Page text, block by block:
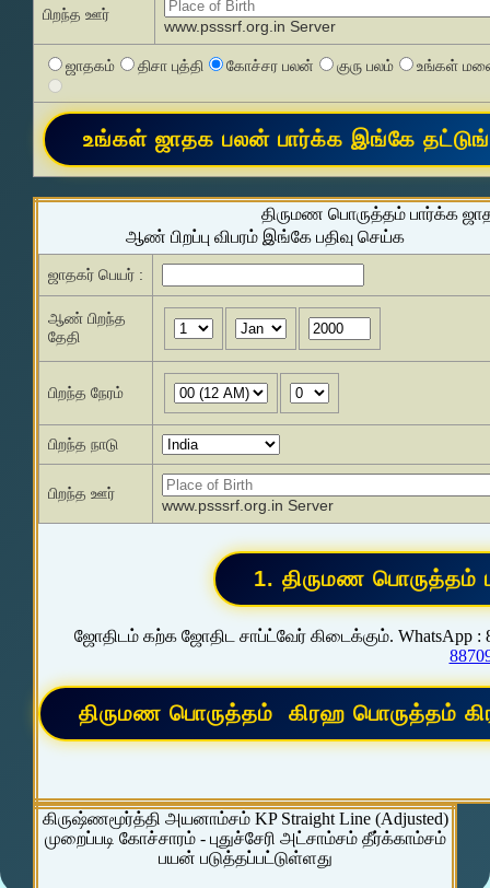
பிறந்த ஊர்
www.psssrf.org.in Server
ஜாதகம் திசா புத்தி கோச்சர பலன் குரு பலம் உங்கள்
திருமண பொருத்தம் பார்க்க
ஆண் பிறப்பு விபரம் இங்கே பதிவு செய்க
ஜாதகர் பெயர் :
ஆண் பிறந்த
தேதி
பிறந்த நேரம்
பிறந்த நாடு
பிறந்த ஊர்
www.psssrf.org.in Server
ஜோதிடம் கற்க ஜோதிட சாப்ட்வேர் கிடைக்கும். WhatsApp :
கிருஷ்ணமூர்த்தி அயனாம்சம் KP Straight Line (Adjusted)
முறைப்படி கோச்சாரம் - புதுச்சேரி அட்சாம்சம் தீர்க்காம்சம்
பயன் படுத்தப்பட்டுள்ளது